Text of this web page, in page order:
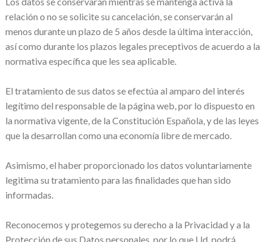
relación o no se solicite su cancelación, se conservarán al
menos durante un plazo de 5 años desde la última interacción,
así como durante los plazos legales preceptivos de acuerdo a la
normativa específica que les sea aplicable.
El tratamiento de sus datos se efectúa al amparo del interés
legítimo del responsable de la página web, por lo dispuesto en
la normativa vigente, de la Constitución Española, y de las leyes
que la desarrollan como una economía libre de mercado.
Asimismo, el haber proporcionado los datos voluntariamente
legitima su tratamiento para las finalidades que han sido
informadas.
Reconocemos y protegemos su derecho a la Privacidad y a la
Protección de sus Datos personales, por lo que Ud. podrá